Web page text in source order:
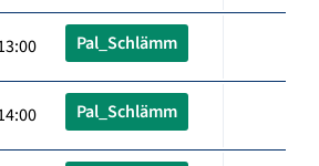
Pal_Schlämm
Pal_Schlämm